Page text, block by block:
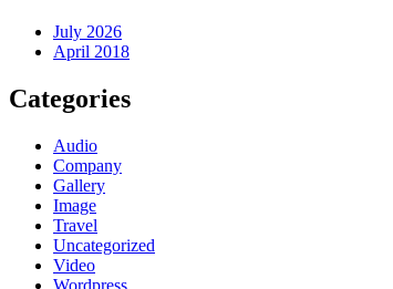
July 2026
April 2018
Categories
Audio
Company
Gallery
Image
Travel
Uncategorized
Video
Wordpress